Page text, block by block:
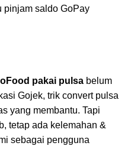
pinjam saldo GoPay
pakai pulsa belum
Gojek, trik convert pulsa
yang membantu. Tapi
tetap ada kelemahan &
sebagai pengguna